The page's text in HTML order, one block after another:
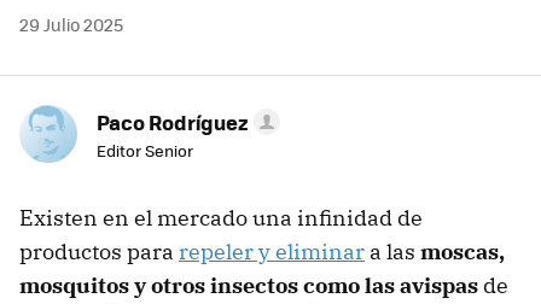
29 Julio 2025
Paco Rodríguez
Editor Senior
Existen en el mercado una infinidad de
productos para repeler y eliminar a las moscas,
mosquitos y otros insectos como las avispas de